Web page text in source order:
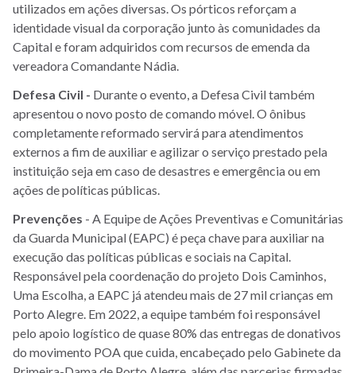
utilizados em ações diversas. Os pórticos reforçam a
identidade visual da corporação junto às comunidades da
Capital e foram adquiridos com recursos de emenda da
vereadora Comandante Nádia.
Defesa Civil - Durante o evento, a Defesa Civil também
apresentou o novo posto de comando móvel. O ônibus
completamente reformado servirá para atendimentos
externos a fim de auxiliar e agilizar o serviço prestado pela
instituição seja em caso de desastres e emergência ou em
ações de políticas públicas.
Prevenções - A Equipe de Ações Preventivas e Comunitárias
da Guarda Municipal (EAPC) é peça chave para auxiliar na
execução das políticas públicas e sociais na Capital.
Responsável pela coordenação do projeto Dois Caminhos,
Uma Escolha, a EAPC já atendeu mais de 27 mil crianças em
Porto Alegre. Em 2022, a equipe também foi responsável
pelo apoio logístico de quase 80% das entregas de donativos
do movimento POA que cuida, encabeçado pelo Gabinete da